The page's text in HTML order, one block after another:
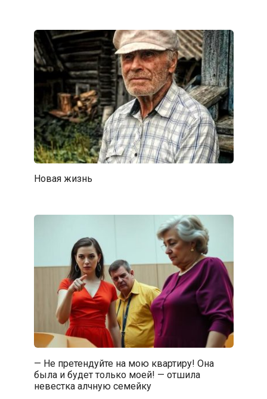
Новая жизнь
— Не претендуйте на мою квартиру! Она
была и будет только моей! — отшила
невестка алчную семейку